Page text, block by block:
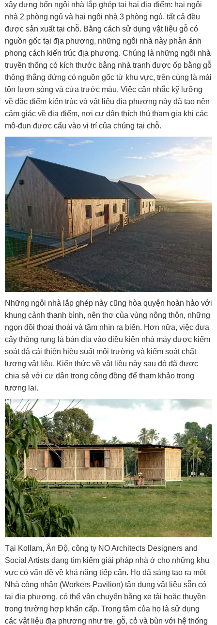
xây dựng bốn ngôi nhà lắp ghép tại hai địa điểm: hai ngôi
nhà 2 phòng ngủ và hai ngôi nhà 3 phòng ngủ, tất cả đều
được sản xuất tại chỗ. Bằng cách sử dụng vật liệu gỗ có
nguồn gốc tại địa phương, những ngôi nhà này phản ánh
phong cách kiến ​​trúc địa phương. Chúng là những ngôi nhà
truyền thống có kích thước bằng nhà tranh được ốp bằng gỗ
thông thẳng đứng có nguồn gốc từ khu vực, trên cùng là mái
tôn lượn sóng và cửa trước màu. Việc cân nhắc kỹ lưỡng
về đặc điểm kiến ​​trúc và vật liệu địa phương này đã tạo nên
cảm giác về địa điểm, nơi cư dân thích thú tham gia khi các
mô-đun được cẩu vào vị trí của chúng tại chỗ.
Những ngôi nhà lắp ghép này cũng hòa quyện hoàn hảo với
khung cảnh thanh bình, nên thơ của vùng nông thôn, những
ngọn đồi thoai thoải và tầm nhìn ra biển. Hơn nữa, việc đưa
cây thông rụng lá bản địa vào điều kiện nhà máy được kiểm
soát đã cải thiện hiệu suất môi trường và kiểm soát chất
lượng vật liệu. Kiến thức về vật liệu này sau đó đã được
chia sẻ với cư dân trong cộng đồng để tham khảo trong
tương lai.
Tại Kollam, Ấn Độ, công ty NO Architects Designers and
Social Artists đang tìm kiếm giải pháp nhà ở cho những khu
vực có vấn đề về khả năng tiếp cận. Họ đã sáng tạo ra một
Nhà công nhân (Workers Pavilion) tận dụng vật liệu sẵn có
tại địa phương, có thể vận chuyển bằng xe tải hoặc thuyền
trong trường hợp khẩn cấp. Trọng tâm của họ là sử dụng
các vật liệu địa phương như tre, gỗ, cỏ và bùn với hệ thống